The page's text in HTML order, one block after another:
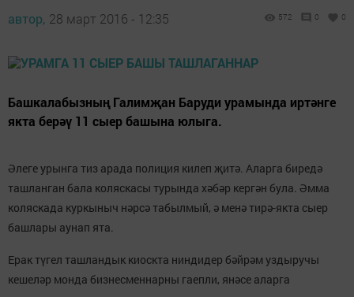
автор, 28 март 2016 - 12:35 572 0 0
Башкалабызның Галимҗан Баруди урамында иртәнге
якта берәү 11 сыер башына юлыга.
Әлеге урынга тиз арада полиция килеп җитә. Аларга биредә
ташланган бала коляскасы турында хәбәр кергән була. Әмма
коляскада куркыныч нәрсә табылмый, ә менә тирә-якта сыер
башлары аунап ята.
Ерак түгел ташландык киоскта ниндидер бәйрәм уздыручы
кешеләр монда бизнесменнарны гаепли, янәсе аларга